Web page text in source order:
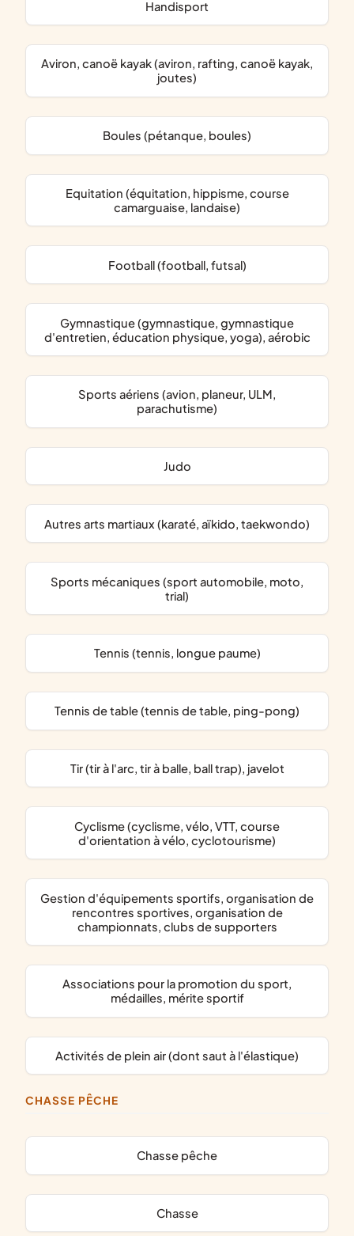
handisport
Aviron, canoë kayak (aviron, rafting, canoë kayak,
joutes)
Boules (pétanque, boules)
Equitation (équitation, hippisme, course
camarguaise, landaise)
Football (football, futsal)
Gymnastique (gymnastique, gymnastique
d'entretien, éducation physique, yoga), aérobic
Sports aériens (avion, planeur, ULM,
parachutisme)
Judo
Autres arts martiaux (karaté, aïkido, taekwondo)
Sports mécaniques (sport automobile, moto,
trial)
Tennis (tennis, longue paume)
Tennis de table (tennis de table, ping-pong)
Tir (tir à l'arc, tir à balle, ball trap), javelot
Cyclisme (cyclisme, vélo, VTT, course
d'orientation à vélo, cyclotourisme)
gestion d'équipements sportifs, organisation de
rencontres sportives, organisation de
championnats, clubs de supporters
associations pour la promotion du sport,
médailles, mérite sportif
activités de plein air (dont saut à l'élastique)
CHASSE PÊCHE
chasse pêche
chasse